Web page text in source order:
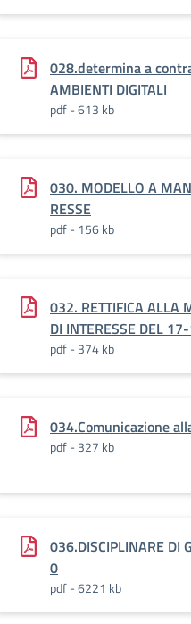
028.determina a
AMBIENTI DIGITALI
pdf - 613 kb
030. MODELLO A
RESSE
pdf - 156 kb
032. RETTIFICA ALLA
DI INTERESSE DEL
pdf - 374 kb
034.Comunicazione
pdf - 327 kb
036.DISCIPLINARE DI
0
pdf - 6221 kb